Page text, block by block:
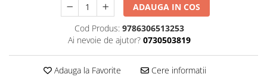
Devoționale/Meditații Biblice
Romane, Nuvele și Povestiri
ADAUGA IN COS
Cod Produs: 9786306513253
Ai nevoie de ajutor? 0730503819
Adauga la Favorite Cere informatii